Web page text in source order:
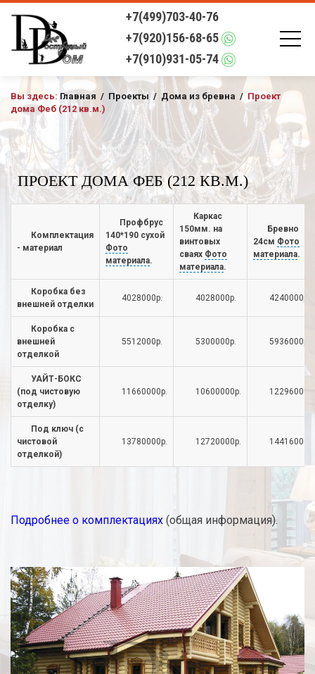
+7(499)703-40-76
+7(920)156-68-65
+7(910)931-05-74
Вы здесь: Главная / Проекты / Дома из бревна / Проект
дома Феб (212 кв.м.)
ПРОЕКТ ДОМА ФЕБ (212 КВ.М.)
Комплектация
- материал
Профбрус
140*190 сухой
Фото
материала.
Каркас
150мм. на
винтовых
сваях Фото
материала.
Бревно
24см Фото
материала.
Коробка без
внешней отделки
4028000р. 4028000р. 4240000р.
Коробка с
внешней
отделкой
5512000р. 5300000р. 5936000р.
УАЙТ-БОКС
(под чистовую
отделку)
11660000р. 10600000р. 12296000р.
Под ключ (с
чистовой
отделкой)
13780000р. 12720000р. 14416000р.
Подробнее о комплектациях (общая информация).